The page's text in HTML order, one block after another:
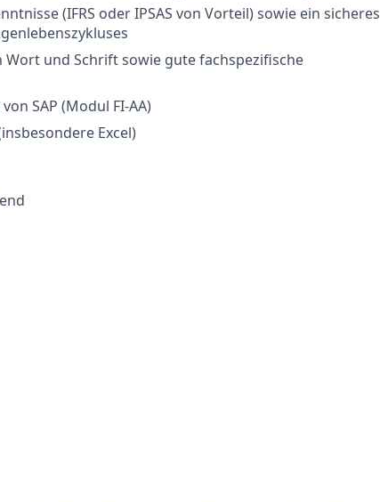
(IFRS oder IPSAS von Vorteil) sowie ein sicheres
und Schrift sowie gute fachspezifische
SAP (Modul FI-AA)
Excel)